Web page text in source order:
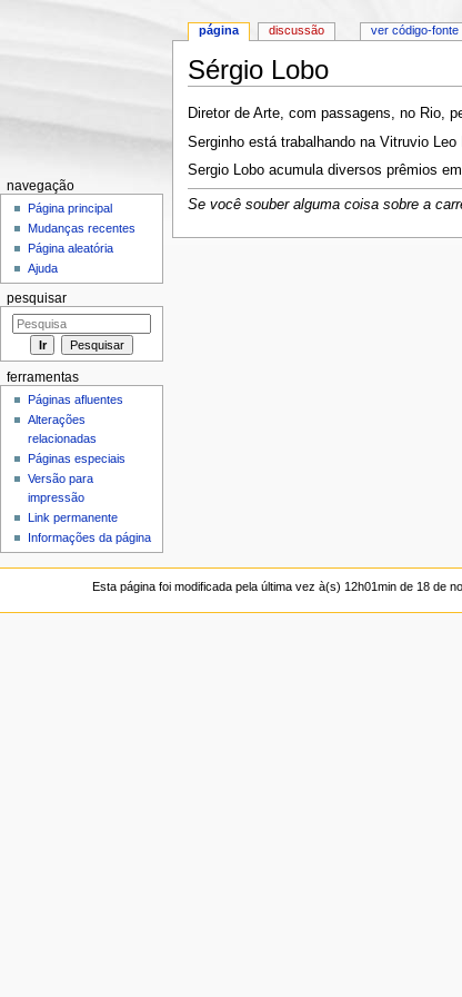
Sérgio Lobo
Diretor de Arte, com passagens, no Rio,
Serginho está trabalhando na Vitruvio
Sergio Lobo acumula diversos prêmios
Se você souber alguma coisa sobre a
página discussão ver código-fonte
navegação
Página principal
Mudanças recentes
Página aleatória
Ajuda
pesquisar
ferramentas
Páginas afluentes
Alterações
relacionadas
Páginas especiais
Versão para
impressão
Link permanente
Informações da página
Esta página foi modificada pela última vez à(s) 12h01min de 18 de